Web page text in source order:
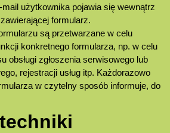
użytkownika pojawia się wewnątrz
formularz.
są przetwarzane w celu
konkretnego formularza, np. w celu
obsługi zgłoszenia serwisowego lub
rejestracji usług itp. Każdorazowo
w czytelny sposób informuje, do